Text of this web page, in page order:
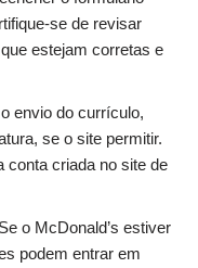
se de revisar
estejam corretas e
envio do currículo,
se o site permitir.
conta criada no site de
o McDonald’s estiver
podem entrar em